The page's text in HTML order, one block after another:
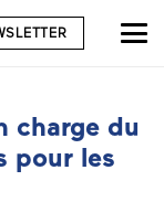
charge du
pour les